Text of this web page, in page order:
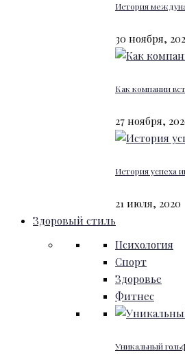
История
30 ноября,
Как компании
27 ноября,
История успеха
21 июля, 2020
Здоровый стиль
Психология
Спорт
Здоровье
Фитнес
Уникальный